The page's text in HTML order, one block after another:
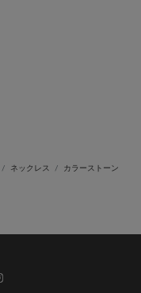
ネックレス
カラーストーン